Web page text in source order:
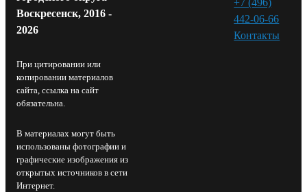
Воскресенск, 2016 -
2026
При цитировании или
копировании материалов
сайта, ссылка на сайт
обязательна.
В материалах могут быть
использованы фотографии и
графические изображения из
открытых источников в сети
Интернет.
442-06-66
Контакты⁠